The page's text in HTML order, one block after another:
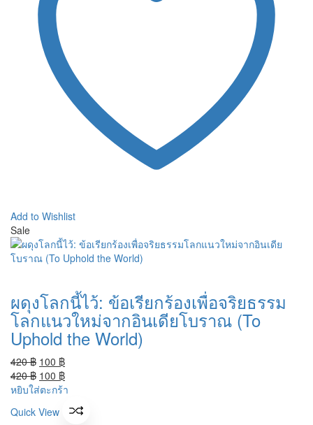
Add to Wishlist
Sale
ผดุงโลกนี้ไว้: ข้อเรียกร้องเพื่อจริยธรรม
โลกแนวใหม่จากอินเดียโบราณ (To
Uphold the World)
420฿ Original
price
was:
100 ฿Current
price
is:
100 ฿.
420฿ Original
price
420 ฿.
100 ฿Current
price
100 ฿.
หยิบใส่ตะกร้า
Quick View